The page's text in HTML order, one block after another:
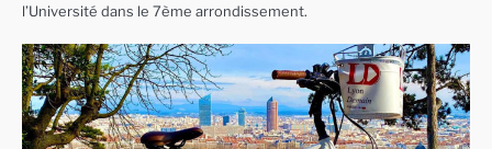
l’Université dans le 7ème arrondissement.